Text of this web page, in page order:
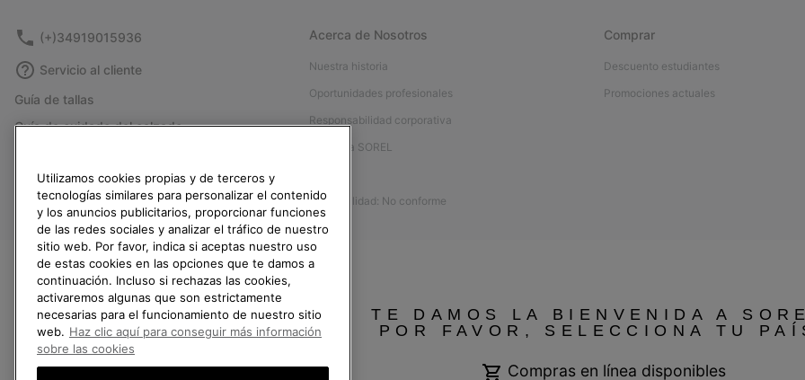
(+)34919015936
Servicio al cliente
Guía de tallas
Guía de cuidado del calzado
Devoluciones
Desistir del contrato
Estado del pedido
Envío
Pago
Preguntas frecuentes
Acerca de Nosotros
Nuestra historia
Oportunidades profesionales
Responsabilidad corporativa
Afíliese a SOREL
Accesibilidad: No conforme
Comprar
Descuento estudiantes
Promociones actuales
TE DAMOS LA BIENVENIDA A
POR FAVOR, SELECCIONA TU
Compras en línea disponibles
Utilizamos cookies propias y de terceros y
tecnologías similares para personalizar el contenido
y los anuncios publicitarios, proporcionar funciones
de las redes sociales y analizar el tráfico de nuestro
sitio web. Por favor, indica si aceptas nuestro uso
de estas cookies en las opciones que te damos a
continuación. Incluso si rechazas las cookies,
activaremos algunas que son estrictamente
necesarias para el funcionamiento de nuestro sitio
web. Haz clic aquí para conseguir más información
sobre las cookies